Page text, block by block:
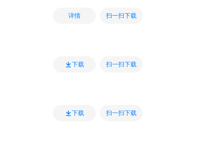
详情 扫一扫下载
下载 扫一扫下载
下载 扫一扫下载